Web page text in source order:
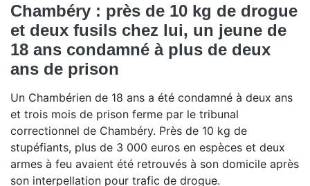
Chambéry : près de 10 kg de drogue
et deux fusils chez lui, un jeune de
18 ans condamné à plus de deux
ans de prison
Un Chambérien de 18 ans a été condamné à deux ans
et trois mois de prison ferme par le tribunal
correctionnel de Chambéry. Près de 10 kg de
stupéfiants, plus de 3 000 euros en espèces et deux
armes à feu avaient été retrouvés à son domicile après
son interpellation pour trafic de drogue.